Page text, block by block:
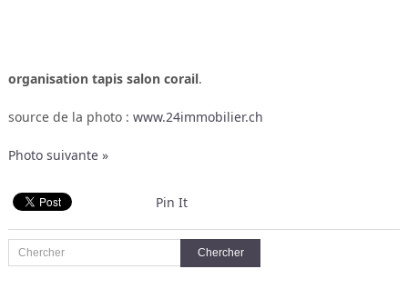
organisation tapis salon corail.
source de la photo : www.24immobilier.ch
Photo suivante »
Pin It